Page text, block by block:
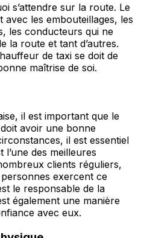
s’attendre sur la route. Le
avec les embouteillages, les
les conducteurs qui ne
la route et tant d’autres.
de taxi se doit de
maîtrise de soi.
il est important que le
avoir une bonne
il est essentiel
l’une des meilleures
clients réguliers,
exercent ce
le responsable de la
également une manière
avec eux.